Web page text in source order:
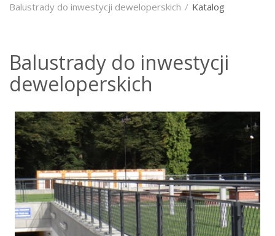
O FIRMIE
USŁUGI
BLOG
KONTAKT
FUNDUSZE EU
Balustrady do inwestycji deweloperskich
Katalog
Balustrady do inwestycji
deweloperskich